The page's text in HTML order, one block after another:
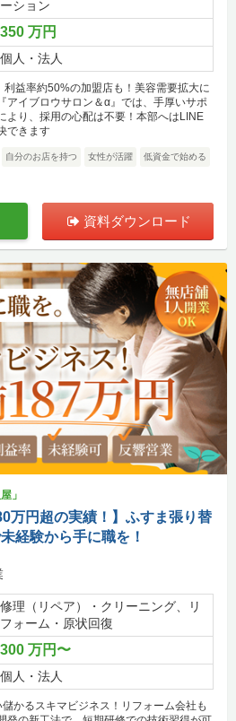
ーション
350 万円
個人・法人
利益率約50%の加盟店も！美容需要拡大に
アイブロウサロン＆α』では、手厚いサポ
より、採用の心配は不要！本部へはLINE
できます
自分のお店を持つ 女性が活躍 低資金で始める
資料ダウンロード
」
万円超の実績！】ふすま張り替
経験から手に職を！
修理（リペア）・クリーニング、リ
フォーム・原状回復
300 万円〜
個人・法人
かるスキマビジネス！リフォーム会社も